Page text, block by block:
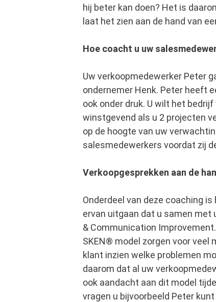
hij beter kan doen? Het is
laat het zien aan de hand van
Hoe coacht u uw
Uw verkoopmedewerker Peter
ondernemer Henk. Peter heeft
ook onder druk. U wilt het
winstgevend als u 2 projecten
op de hoogte van uw
salesmedewerkers voordat zij
Verkoopgesprekken aan de
Onderdeel van deze coaching
ervan uitgaan dat u samen
& Communication
SKEN® model zorgen voor veel
klant inzien welke problemen
daarom dat al uw
ook aandacht aan dit model
vragen u bijvoorbeeld Peter kunt